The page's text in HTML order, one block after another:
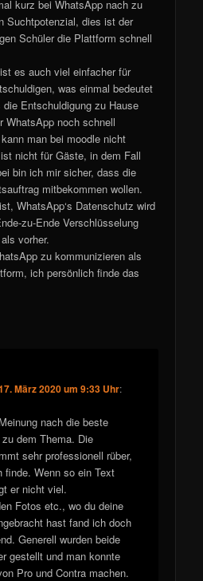
kurz bei WhatsApp nach zu
Suchtpotenzial, dies ist der
Schüler die Plattform schnell
es auch viel einfacher für
was einmal bedeutet
Entschuldigung zu Hause
WhatsApp noch schnell
man bei moodle nicht
nicht für Gäste, in dem Fall
bin ich mir sicher, dass die
mitbekommen wollen.
WhatsApp‘s Datenschutz wird
zu-Ende Verschlüsselung
vorher.
zu kommunizieren als
ich persönlich finde das
März 2020 um 9:33 Uhr:
nach die beste
dem Thema. Die
sehr professionell rüber,
finde. Wenn so ein Text
er nicht viel.
Fotos etc., wo du deine
hast fand ich doch
Generell wurden beide
gestellt und man konnte
Pro und Contra machen.